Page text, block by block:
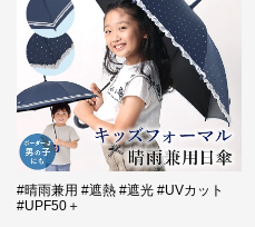
#晴雨兼用 #遮熱 #遮光 #UVカット
#UPF50＋